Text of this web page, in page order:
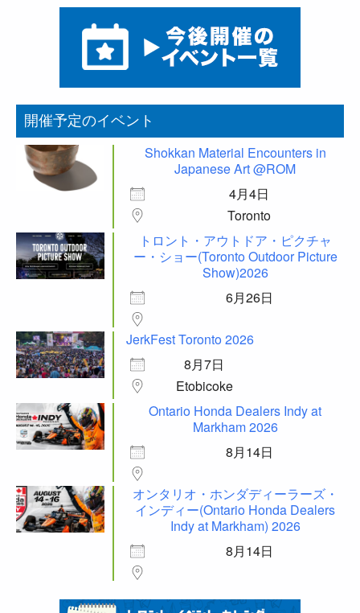
開催予定のイベント
Shokkan Material Encounters in
Japanese Art @ROM
4月4日
Toronto
トロント・アウトドア・ピクチャ
ー・ショー(Toronto Outdoor Picture
Show)2026
6月26日
JerkFest Toronto 2026
8月7日
Etobicoke
Ontario Honda Dealers Indy at
Markham 2026
8月14日
オンタリオ・ホンダディーラーズ・
インディー(Ontario Honda Dealers
Indy at Markham) 2026
8月14日